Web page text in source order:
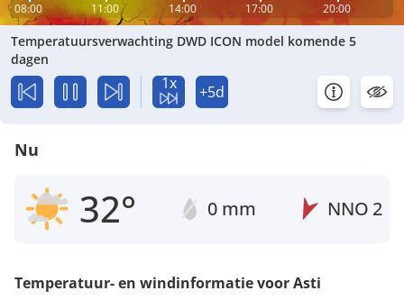
08:00 11:00 14:00 17:00 20:00
Temperatuursverwachting DWD ICON model komende 5
dagen
1x +5d
Nu
32° 0 mm NNO 2
Temperatuur- en windinformatie voor Asti